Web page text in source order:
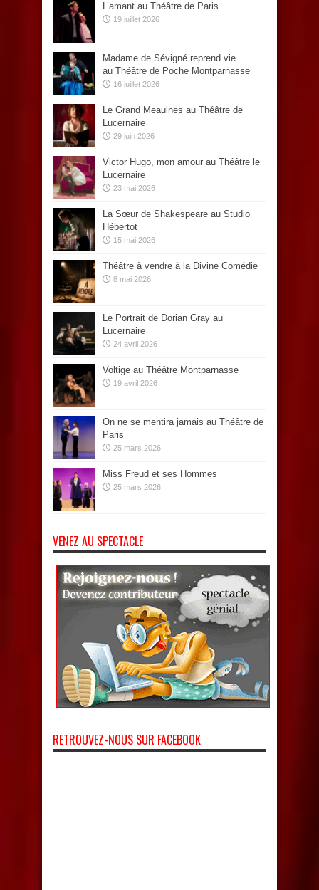
L’amant au Théâtre de Paris
19 juillet 2026
Madame de Sévigné reprend vie
au Théâtre de Poche Montparnasse
16 juillet 2026
Le Grand Meaulnes au Théâtre de
Lucernaire
29 juin 2026
Victor Hugo, mon amour au Théâtre le
Lucernaire
23 mai 2026
La Sœur de Shakespeare au Studio
Hébertot
15 mai 2026
Théâtre à vendre à la Divine Comédie
8 mai 2026
Le Portrait de Dorian Gray au
Lucernaire
24 avril 2026
Voltige au Théâtre Montparnasse
19 avril 2026
On ne se mentira jamais au Théâtre de
Paris
25 mars 2026
Miss Freud et ses Hommes
25 mars 2026
VENEZ AU SPECTACLE
RETROUVEZ-NOUS SUR FACEBOOK